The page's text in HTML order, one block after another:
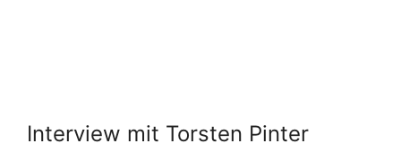
Interview mit Torsten Pinter